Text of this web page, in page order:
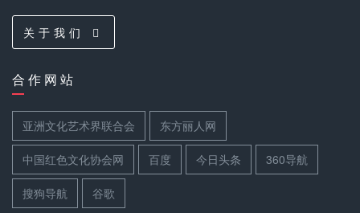
关 于 我 们
合 作 网 站
亚洲文化艺术界联合会 东方丽人网
中国红色文化协会网 百度 今日头条 360导航
搜狗导航 谷歌